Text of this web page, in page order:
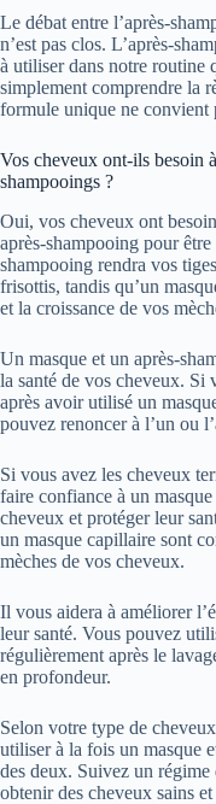
Le débat entre l’après-
n’est pas clos. L’après-
à utiliser dans notre routine
simplement comprendre la
formule unique ne convient
Vos cheveux ont-ils besoin
shampooings ?
Oui, vos cheveux ont
après-shampooing pour
shampooing rendra vos
frisottis, tandis qu’un
et la croissance de vos
Un masque et un après-
la santé de vos cheveux. Si
après avoir utilisé un
pouvez renoncer à l’un ou
Si vous avez les cheveux
faire confiance à un
cheveux et protéger leur
un masque capillaire sont
mèches de vos cheveux.
Il vous aidera à améliorer
leur santé. Vous pouvez
régulièrement après le
en profondeur.
Selon votre type de
utiliser à la fois un masque
des deux. Suivez un
obtenir des cheveux sains